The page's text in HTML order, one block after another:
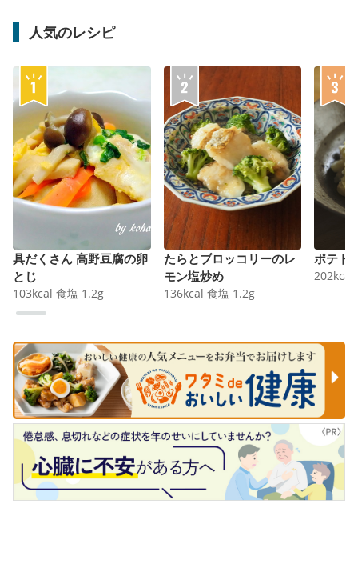
人気のレシピ
具だくさん 高野豆腐の卵
とじ
103kcal 食塩 1.2g
たらとブロッコリーのレ
モン塩炒め
136kcal 食塩 1.2g
ポテト
202kcal